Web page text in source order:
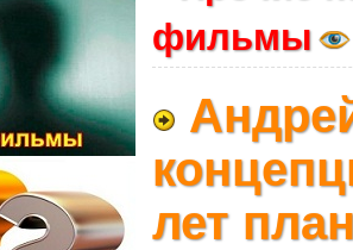
фильмы
лет